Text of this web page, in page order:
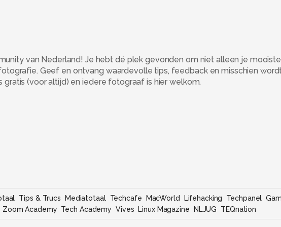
van Nederland! Je hebt dé plek gevonden om niet alleen je
Geef en ontvang waardevolle tips, feedback en misschien
(voor altijd) en iedere fotograaf is hier welkom.
Tips & Trucs Mediatotaal Techcafe MacWorld Lifehacking Techpanel
Zoom Academy Tech Academy Vives Linux Magazine NLJUG TEQnation